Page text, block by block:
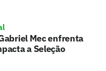
Mec enfrenta
a Seleção